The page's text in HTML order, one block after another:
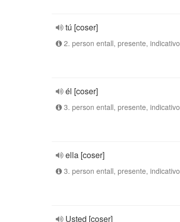
tú [coser]
2. person entall, presente, indicativo
él [coser]
3. person entall, presente, indicativo
ella [coser]
3. person entall, presente, indicativo
Usted [coser]